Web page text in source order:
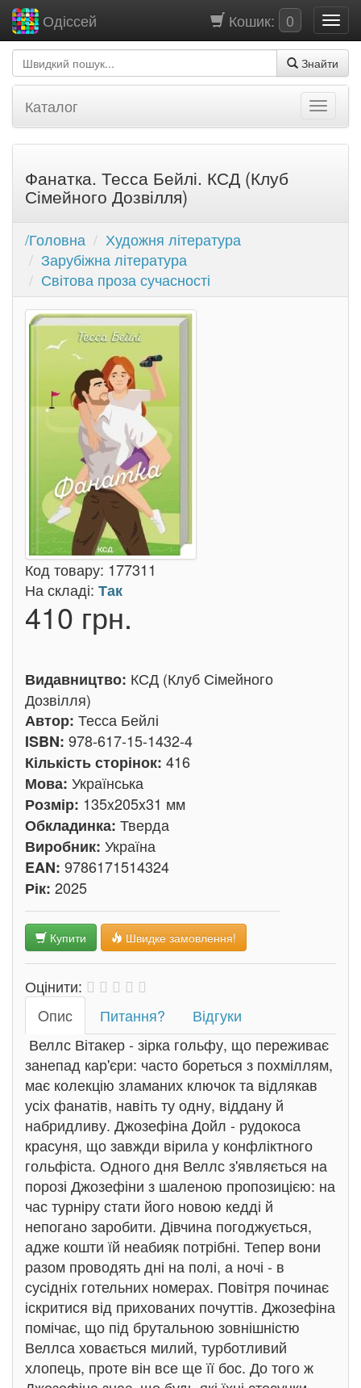
Кошик: 0
Одіссей
Знайти
Каталог
Фанатка. Тесса Бейлі. КСД (Клуб
Сімейного Дозвілля)
/Головна
Художня література
Зарубіжна література
Світова проза сучасності
Код товару: 177311
На складі: Так
410 грн.
Видавництво: КСД (Клуб Сімейного
Дозвілля)
Автор: Тесса Бейлі
ISBN: 978-617-15-1432-4
Кількість сторінок: 416
Мова: Українська
Розмір: 135x205x31 мм
Обкладинка: Тверда
Виробник: Україна
EAN: 9786171514324
Рік: 2025
Купити Швидке замовлення!
Оцінити:
Oпис
Питання?
Відгуки
Веллс Вітакер - зірка гольфу, що переживає
занепад кар'єри: часто бореться з похміллям,
має колекцію зламаних ключок та відлякав
усіх фанатів, навіть ту одну, віддану й
набридливу. Джозефіна Дойл - рудокоса
красуня, що завжди вірила у конфліктного
гольфіста. Одного дня Веллс з'являється на
порозі Джозефіни з шаленою пропозицією: на
час турніру стати його новою кедді й
непогано заробити. Дівчина погоджується,
адже кошти їй неабияк потрібні. Тепер вони
разом проводять дні на полі, а ночі - в
сусідніх готельних номерах. Повітря починає
іскритися від прихованих почуттів. Джозефіна
помічає, що під брутальною зовнішністю
Веллса ховається милий, турботливий
хлопець, проте він все ще її бос. До того ж